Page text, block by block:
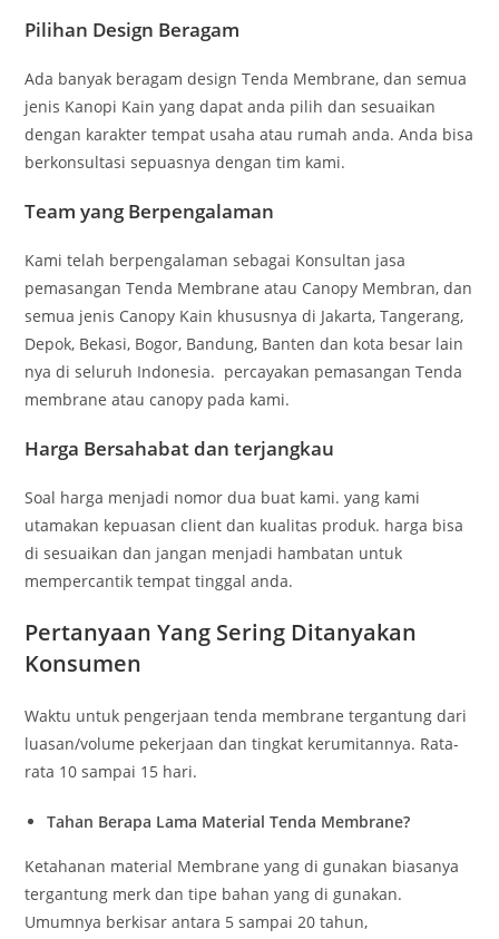
Pilihan Design Beragam
Ada banyak beragam design Tenda Membrane, dan semua
jenis Kanopi Kain yang dapat anda pilih dan sesuaikan
dengan karakter tempat usaha atau rumah anda. Anda bisa
berkonsultasi sepuasnya dengan tim kami.
Team yang Berpengalaman
Kami telah berpengalaman sebagai Konsultan jasa
pemasangan Tenda Membrane atau Canopy Membran, dan
semua jenis Canopy Kain khususnya di Jakarta, Tangerang,
Depok, Bekasi, Bogor, Bandung, Banten dan kota besar lain
nya di seluruh Indonesia. percayakan pemasangan Tenda
membrane atau canopy pada kami.
Harga Bersahabat dan terjangkau
Soal harga menjadi nomor dua buat kami. yang kami
utamakan kepuasan client dan kualitas produk. harga bisa
di sesuaikan dan jangan menjadi hambatan untuk
mempercantik tempat tinggal anda.
Pertanyaan Yang Sering Ditanyakan
Konsumen
Waktu untuk pengerjaan tenda membrane tergantung dari
luasan/volume pekerjaan dan tingkat kerumitannya. Rata-
rata 10 sampai 15 hari.
Tahan Berapa Lama Material Tenda Membrane?
Ketahanan material Membrane yang di gunakan biasanya
tergantung merk dan tipe bahan yang di gunakan.
Umumnya berkisar antara 5 sampai 20 tahun,